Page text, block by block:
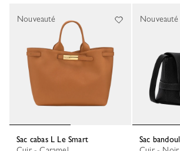
Sac cabas L Le Smart
Nouveauté
Sac
Nouveauté